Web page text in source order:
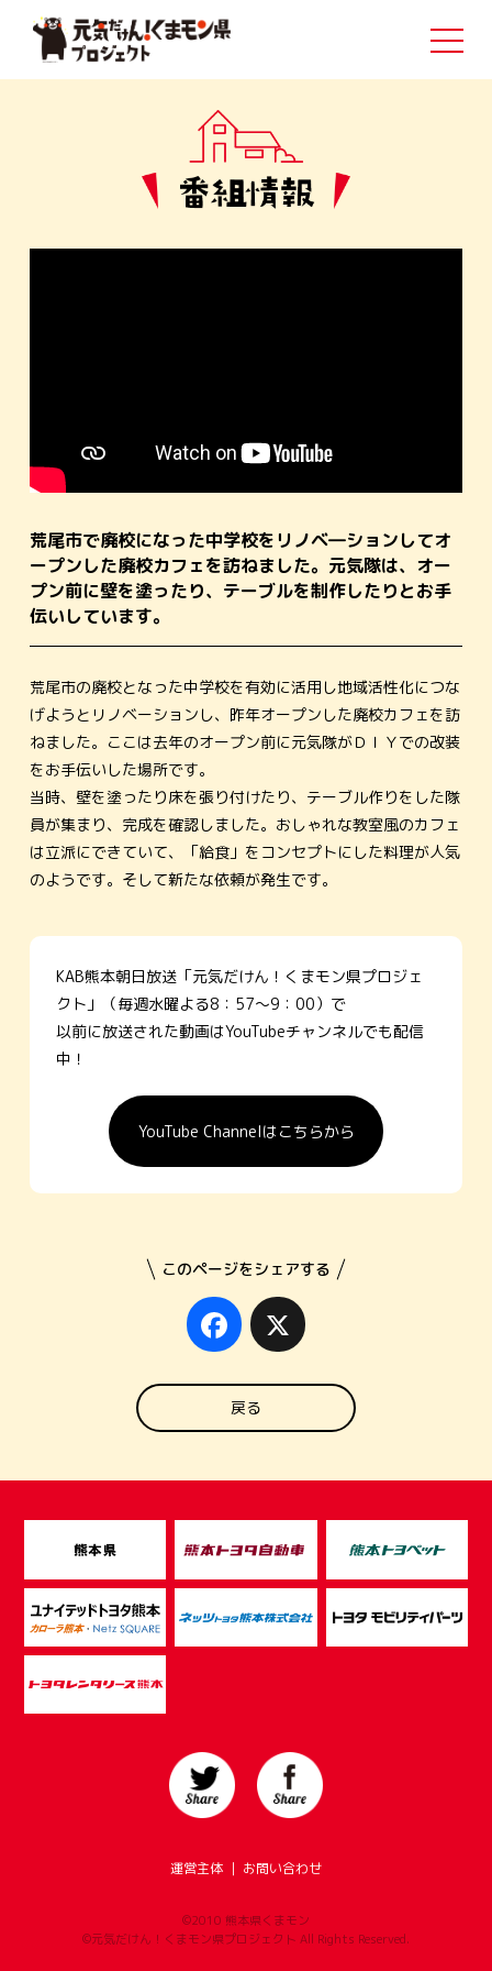
荒尾市で廃校になった中学校をリノベ―ションしてオ
ープンした廃校カフェを訪ねました。元気隊は、オー
プン前に壁を塗ったり、テーブルを制作したりとお手
伝いしています。
荒尾市の廃校となった中学校を有効に活用し地域活性化につな
げようとリノベーションし、昨年オープンした廃校カフェを訪
ねました。ここは去年のオープン前に元気隊がＤＩＹでの改装
をお手伝いした場所です。
当時、壁を塗ったり床を張り付けたり、テーブル作りをした隊
員が集まり、完成を確認しました。おしゃれな教室風のカフェ
は立派にできていて、「給食」をコンセプトにした料理が人気
のようです。そして新たな依頼が発生です。
KAB熊本朝日放送「元気だけん！くまモン県プロジェ
クト」（毎週水曜よる8：57～9：00）で
以前に放送された動画はYouTubeチャンネルでも配信
中！
YouTube Channelはこちらから
このページをシェアする
Facebook
戻る
運営主体 ｜ お問い合わせ
©2010 熊本県くまモン
©元気だけん！くまモン県プロジェクト All Rights Reserved.